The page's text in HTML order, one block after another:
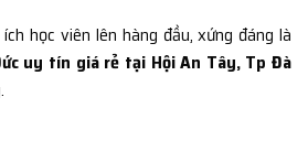
học viên lên hàng đầu, xứng đáng là
uy tín giá rẻ tại Hội An Tây, Tp Đà